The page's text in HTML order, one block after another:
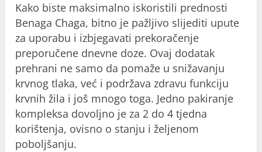
Kako biste maksimalno iskoristili prednosti
Benaga Chaga, bitno je pažljivo slijediti upute
za uporabu i izbjegavati prekoračenje
preporučene dnevne doze. Ovaj dodatak
prehrani ne samo da pomaže u snižavanju
krvnog tlaka, već i podržava zdravu funkciju
krvnih žila i još mnogo toga. Jedno pakiranje
kompleksa dovoljno je za 2 do 4 tjedna
korištenja, ovisno o stanju i željenom
poboljšanju.